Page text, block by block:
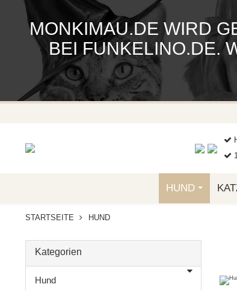
MONKIMAU.DE WIRD
BEI FUNKELINO.DE.
HUND
STARTSEITE HUND
Kategorien
Hund